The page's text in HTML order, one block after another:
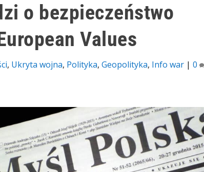
o bezpieczeństwo
Values
, Ukryta wojna, Polityka, Geopolityka, Info war| 0